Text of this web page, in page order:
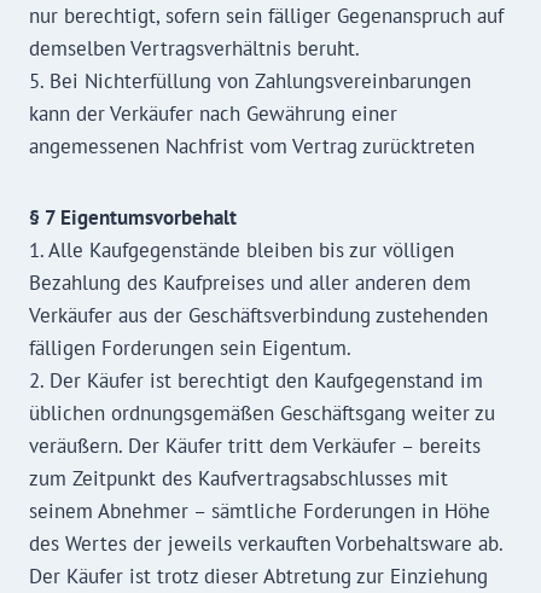
nur berechtigt, sofern sein fälliger Gegenanspruch auf
demselben Vertragsverhältnis beruht.
5. Bei Nichterfüllung von Zahlungsvereinbarungen
kann der Verkäufer nach Gewährung einer
angemessenen Nachfrist vom Vertrag zurücktreten
§ 7 Eigentumsvorbehalt
1. Alle Kaufgegenstände bleiben bis zur völligen
Bezahlung des Kaufpreises und aller anderen dem
Verkäufer aus der Geschäftsverbindung zustehenden
fälligen Forderungen sein Eigentum.
2. Der Käufer ist berechtigt den Kaufgegenstand im
üblichen ordnungsgemäßen Geschäftsgang weiter zu
veräußern. Der Käufer tritt dem Verkäufer – bereits
zum Zeitpunkt des Kaufvertragsabschlusses mit
seinem Abnehmer – sämtliche Forderungen in Höhe
des Wertes der jeweils verkauften Vorbehaltsware ab.
Der Käufer ist trotz dieser Abtretung zur Einziehung